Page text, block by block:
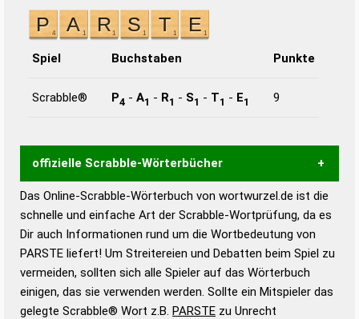
Spiel Buchstaben Punkte
Scrabble® P4 - A1 - R1 - S1 - T1 - E1 9
offizielle Scrabble-Wörterbücher
Wortwurzel liefert mit Hilfe eines semantischen
Wortanalyse-Algorithmus gute Anhaltspunkte zu
Wortbedeutung, Worttrennung und Wortform, um die
Gültigkeit eines Wortes für das Scrabble-Spiel zu
bestimmen!
zugelassene Turnier Scrabble-
Wörterbücher sind:
Das Online-Scrabble-Wörterbuch von wortwurzel.de ist die
schnelle und einfache Art der Scrabble-Wortprüfung, da es
Dir auch Informationen rund um die Wortbedeutung von
PARSTE liefert! Um Streitereien und Debatten beim Spiel zu
vermeiden, sollten sich alle Spieler auf das Wörterbuch
einigen, das sie verwenden werden. Sollte ein Mitspieler das
gelegte Scrabble® Wort z.B. PARSTE zu Unrecht